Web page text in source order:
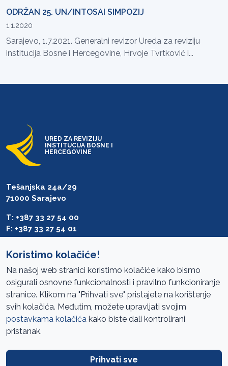
ODRŽAN 25. UN/INTOSAI SIMPOZIJ
1.1.2020
Sarajevo, 1.7.2021. Generalni revizor Ureda za reviziju
institucija Bosne i Hercegovine, Hrvoje Tvrtković i...
URED ZA REVIZIJU
INSTITUCIJA BOSNE I
HERCEGOVINE
Tešanjska 24a/29
71000 Sarajevo
T: +387 33 27 54 00
F: +387 33 27 54 01
Pristup informacijama
Mapa sajta
Oglasi
Koristimo kolačiće!
Na našoj web stranici koristimo kolačiće kako bismo
osigurali osnovne funkcionalnosti i pravilno funkcioniranje
stranice. Klikom na "Prihvati sve" pristajete na korištenje
svih kolačića. Međutim, možete upravljati svojim
postavkama kolačića kako biste dali kontrolirani
pristanak.
Prihvati sve